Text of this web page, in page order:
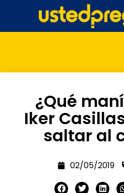
¿Qué
Iker
saltar al
02/05/2019